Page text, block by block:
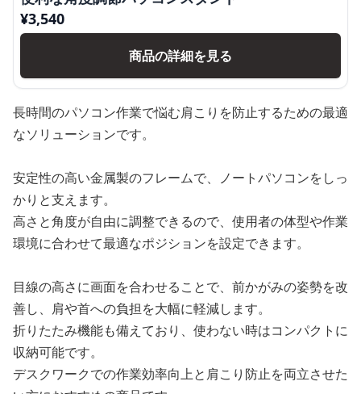
¥3,540
商品の詳細を見る
長時間のパソコン作業で悩む肩こりを防止するための最適
なソリューションです。
安定性の高い金属製のフレームで、ノートパソコンをしっ
かりと支えます。
高さと角度が自由に調整できるので、使用者の体型や作業
環境に合わせて最適なポジションを設定できます。
目線の高さに画面を合わせることで、前かがみの姿勢を改
善し、肩や首への負担を大幅に軽減します。
折りたたみ機能も備えており、使わない時はコンパクトに
収納可能です。
デスクワークでの作業効率向上と肩こり防止を両立させた